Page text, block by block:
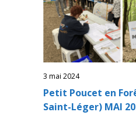
Petit Poucet en
Saint-Léger) MAI
3 mai 2024